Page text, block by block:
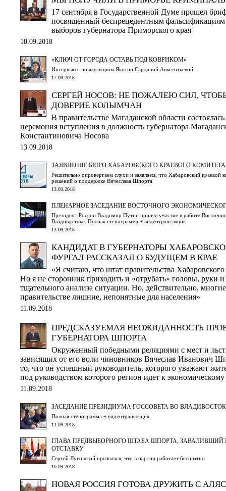
17 сентября в Государственной Думе прошел
посвященный беспрецедентным фальсификациям
выборов губернатора Приморского края
18.09.2018
«КЛЮЧ ОТ ГОРОДА ОСТАВЬ ПОД КОВРИКОМ»
Интервью с новым мэром Якутии Сарданой Авксентьевой
17.09.2018
СЕРГЕЙ НОСОВ: НЕ ПОЖАЛЕЮ СИЛ,
ДОВЕРИЕ КОЛЫМЧАН
В правительстве Магаданской области
церемония вступления в должность губернатора
Константиновича Носова
13.09.2018
ЗАЯВЛЕНИЕ БЮРО ХАБАРОВСКОГО КРАЕВОГО
Решительно опровергаем слухи и заявляем, что Хабаровский
решений о поддержке Вячеслава Шпорта
13.09.2018
ПЛЕНАРНОЕ ЗАСЕДАНИЕ ВОСТОЧНОГО
Президент России Владимир Путин принял участие в работе
Владивостоке. Полная стенограмма + видеотрансляция
13.09.2018
КАНДИДАТ В ГУБЕРНАТОРЫ
ФУРГАЛ РАССКАЗАЛ О БУДУЩЕМ В КРАЕ
«Я считаю, что штат правительства Хабаровского
Но я не сторонник приходить и «отрубать» головы, руки
тщательного анализа ситуации. Но, действительно,
правительстве лишние, непонятные для населения»
11.09.2018
ПРЕДСКАЗУЕМАЯ НЕОЖИДАННОСТЬ
ГУБЕРНАТОРА ШПОРТА
Окруженный победными реляциями с мест и
зависящих от его воли чиновников Вячеслав Иванович
то, что он успешный руководитель, которого уважают
под руководством которого регион идет к
11.09.2018
ЗАСЕДАНИЕ ПРЕЗИДИУМА ГОССОВЕТА ВО
Полная стенограмма + видеотрансляция
11.09.2018
ГЛАВА ПРЕДВЫБОРНОГО ШТАБА ШПОРТА, ЗАВАЛИВШИЙ
ОТСТАВКУ
Сергей Луговской признался, что в партии работает бесплатно
10.09.2018
НОВАЯ РОССИЯ ГОТОВА ДРУЖИТЬ С